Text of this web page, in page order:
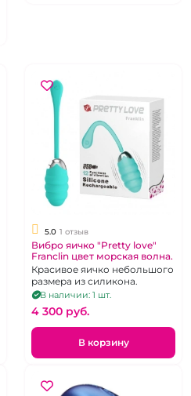
5.0 1 отзыв
Вибро яичко "Pretty love"
Franclin цвет морская волна.
Красивое яичко небольшого
размера из силикона.
В наличии: 1 шт.
4 300 pуб.
В корзину